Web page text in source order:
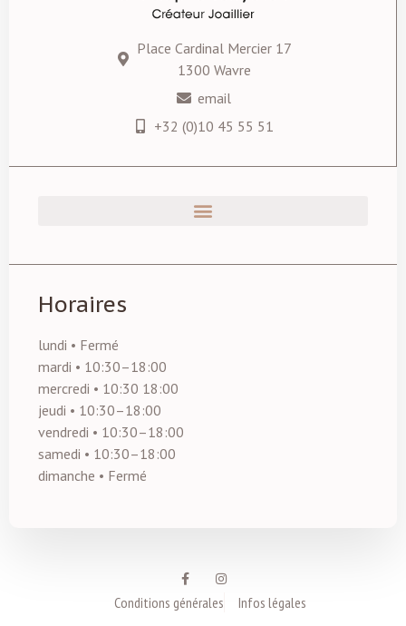
Place Cardinal Mercier 17
1300 Wavre
email
+32 (0)10 45 55 51
Horaires
lundi • Fermé
mardi • 10:30–18:00
mercredi • 10:30 18:00
jeudi • 10:30–18:00
vendredi • 10:30–18:00
samedi • 10:30–18:00
dimanche • Fermé
Conditions générales Infos légales